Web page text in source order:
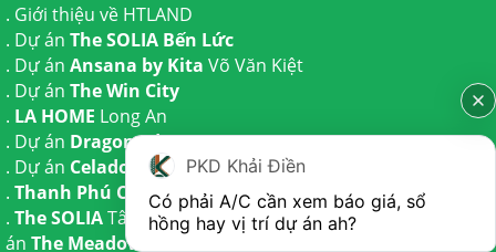
. Giới thiệu về HTLAND
. Dự án The SOLIA Bến Lức
. Dự án Ansana by Kita Võ Văn Kiệt
. Dự án The Win City
. LA HOME Long An
. Dự án Dragon Eden Long An
. Dự án Celadon City
Tân Phú
. Thanh Phú Centre PointBến Lức
. The SOLIATây Ninh | Dự ánThe AGULATrần Anh và Dự
án The Meadow
PKD Khải Điền
Có phải A/C cần xem báo giá, sổ
hồng hay vị trí dự án ah?